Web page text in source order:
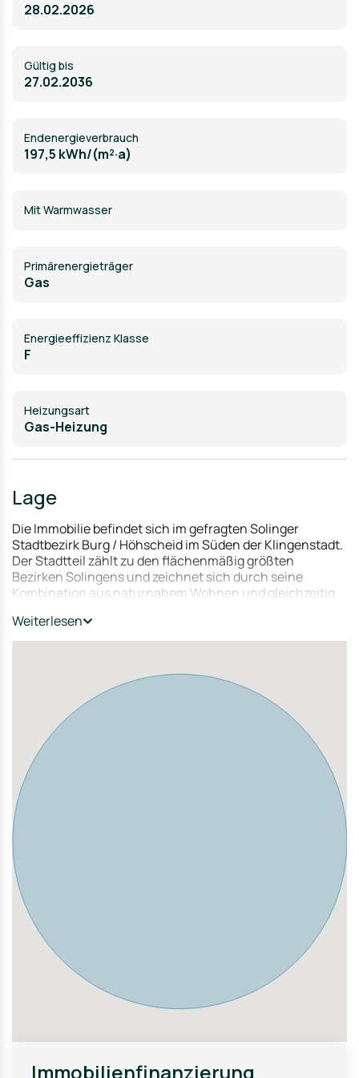
28.02.2026
Gültig bis
27.02.2036
Endenergieverbrauch
197,5 kWh/(m²·a)
Mit Warmwasser
Primärenergieträger
Gas
Energieeffizienz Klasse
F
Heizungsart
Gas-Heizung
Lage
Die Immobilie befindet sich im gefragten Solinger
Stadtbezirk Burg / Höhscheid im Süden der Klingenstadt.
Der Stadtteil zählt zu den flächenmäßig größten
Bezirken Solingens und zeichnet sich durch seine
Kombination aus naturnahem Wohnen und gleichzeitig
profitieren Bewohner von einer soliden Infrastruktur mit
Einkaufsmöglichkeiten, Schulen, Kindergärten sowie
medizinischer Versorgung im näheren Umfeld.
Burg / Höhscheid liegt am Übergang zwischen dem
Solinger Höhenrücken und den landschaftlich reizvollen
Tälern der Wupper. Charakteristisch sind die zahlreichen
bewaldeten Bachtäler und Freiflächen, die dem Stadtteil
seinen naturnahen Charakter verleihen und vielfältige
Freizeit- und Erholungsmöglichkeiten bieten.
Die Nähe zur Wupper sowie zu beliebten Ausflugszielen
wie Schloss Burg unterstreicht zusätzlich den hohen
Freizeitwert der Lage. Gleichzeitig besteht eine gute
Anbindung an die Solinger Innenstadt sowie an die
umliegenden Städte wie Leichlingen, Remscheid oder
Wermelskirchen.
Insgesamt handelt es sich um eine ruhige Wohnlage mit
gewachsenem Umfeld, die urbanes Leben mit einem
hohen Maß an Lebensqualität im Grünen verbindet.
Weiterlesen
Immobilienfinanzierung